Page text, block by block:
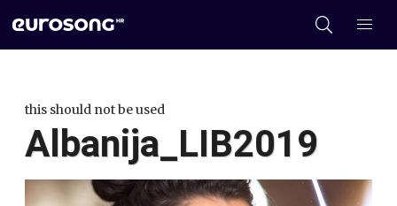
this should not be used
Albanija_LIB2019